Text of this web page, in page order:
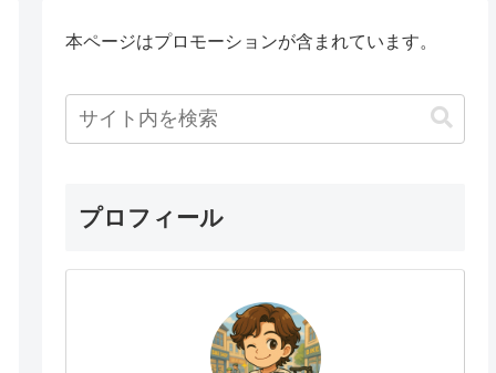
本ページはプロモーションが含まれています。
プロフィール